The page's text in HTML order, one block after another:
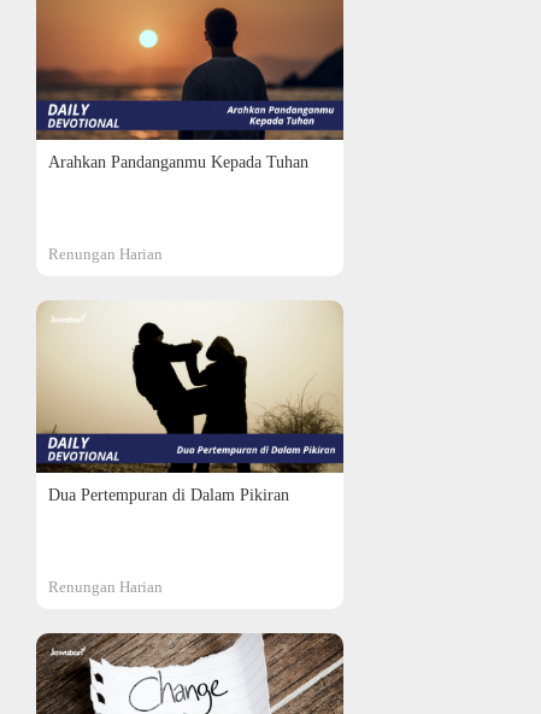
Arahkan Pandanganmu Kepada Tuhan
Renungan Harian
Dua Pertempuran di Dalam Pikiran
Renungan Harian